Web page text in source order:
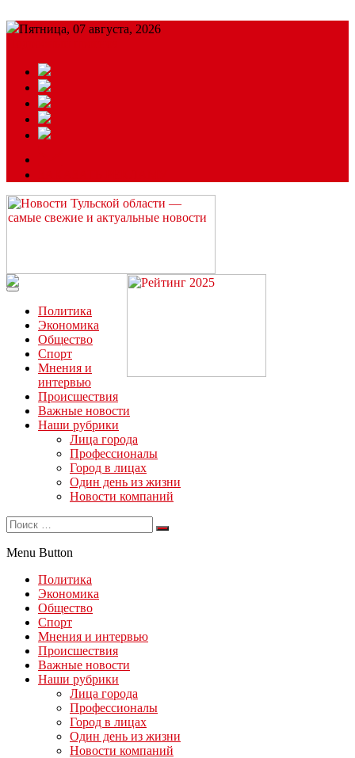
Пятница, 07 августа, 2026
Читайте последние новости дня в Тульской области на сайте
“ЗаНовомосковск”
Политика
Экономика
Общество
Спорт
Мнения и
интервью
Происшествия
Важные новости
Наши рубрики
Лица города
Профессионалы
Город в лицах
Один день из жизни
Новости компаний
Menu Button
Политика
Экономика
Общество
Спорт
Мнения и интервью
Происшествия
Важные новости
Наши рубрики
Лица города
Профессионалы
Город в лицах
Один день из жизни
Новости компаний